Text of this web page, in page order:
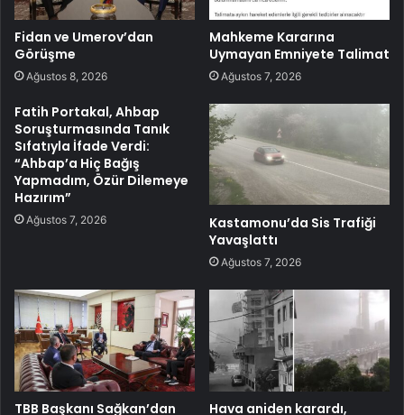
Fidan ve Umerov’dan
Görüşme
Ağustos 8, 2026
Mahkeme Kararına
Uymayan Emniyete Talimat
Ağustos 7, 2026
Fatih Portakal, Ahbap
Soruşturmasında Tanık
Sıfatıyla İfade Verdi:
“Ahbap’a Hiç Bağış
Yapmadım, Özür Dilemeye
Hazırım”
Ağustos 7, 2026
Kastamonu’da Sis Trafiği
Yavaşlattı
Ağustos 7, 2026
TBB Başkanı Sağkan’dan
Hava aniden karardı,